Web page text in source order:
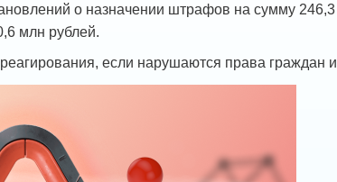
о назначении штрафов на сумму
млн рублей.
если нарушаются права граждан и